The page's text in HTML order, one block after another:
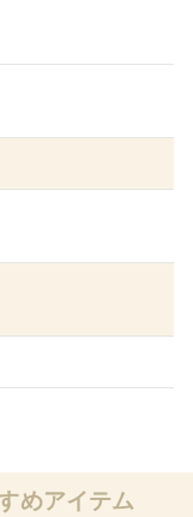
めアイテム